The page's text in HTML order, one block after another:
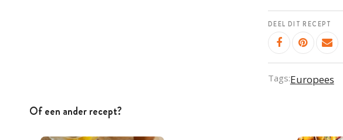
DEEL DIT RECEPT
Tags:Europees
Of een ander recept?